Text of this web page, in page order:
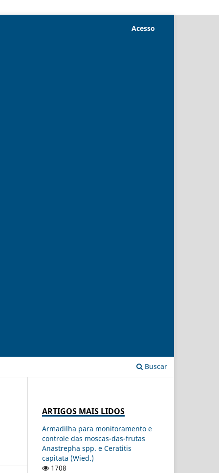
Buscar
Acesso
ARTIGOS MAIS LIDOS
Armadilha para monitoramento e
controle das moscas-das-frutas
Anastrepha spp. e Ceratitis
capitata (Wied.)
1708